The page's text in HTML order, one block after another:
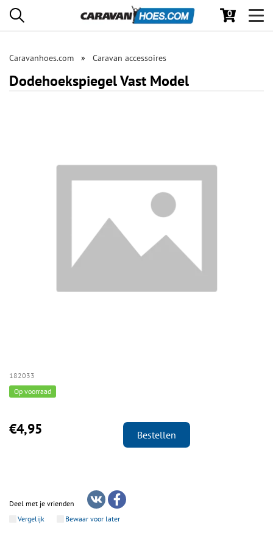
0
Caravanhoes.com Caravan accessoires
Dodehoekspiegel Vast Model
182033
Op voorraad
€4,95 Bestellen
Deel met je vrienden
Vergelijk
Bewaar voor later